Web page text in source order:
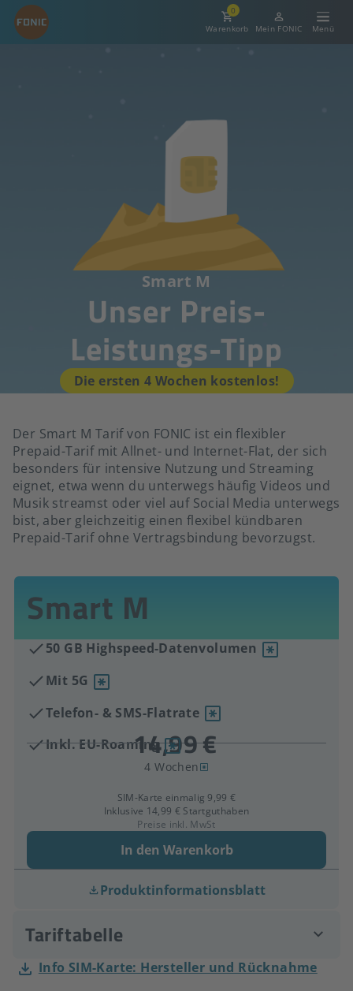
0
Warenkorb
Mein FONIC
Smart M
Unser Preis-
Leistungs-Tipp
Die ersten 4 Wochen kostenlos!
Der Smart M Tarif von FONIC ist ein flexibler
Prepaid-Tarif mit Allnet- und Internet-Flat, der sich
besonders für intensive Nutzung und Streaming
eignet, etwa wenn du unterwegs häufig Videos und
Musik streamst oder viel auf Social Media unterwegs
bist, aber gleichzeitig einen flexibel kündbaren
Prepaid-Tarif ohne Vertragsbindung bevorzugst.
Smart M
50 GB Highspeed-Datenvolumen
Mit 5G
Telefon- & SMS-Flatrate
Inkl. EU-Roaming
4 Wochen
SIM-Karte einmalig 9,99 €
Inklusive 14,99 € Startguthaben
Preise inkl. MwSt
In den Warenkorb
Produktinformationsblatt
Info SIM-Karte: Hersteller und Rücknahme